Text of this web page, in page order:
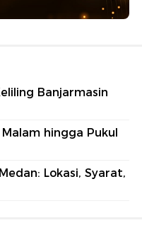
Banjarmasin
hingga Pukul
Lokasi, Syarat,